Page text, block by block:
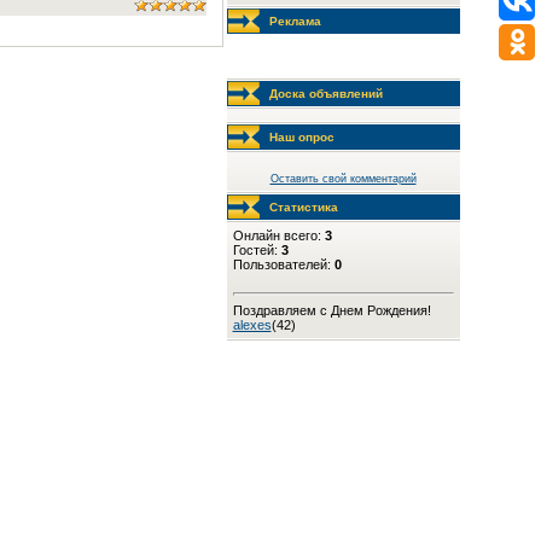
Реклама
Доска объявлений
Наш опрос
Оставить свой комментарий
Статистика
Онлайн всего: 3
Гостей: 3
Пользователей: 0
Поздравляем с Днем Рождения!
alexes(42)